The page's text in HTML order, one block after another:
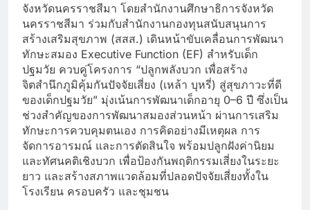
จังหวัดนครราชสีมา โดยสำนักงานศึกษาธิการจังหวัด
นครราชสีมา ร่วมกับสำนักงานกองทุนสนับสนุนการ
สร้างเสริมสุขภาพ (สสส.) เดินหน้าขับเคลื่อนการพัฒนา
ทักษะสมอง Executive Function (EF) สำหรับเด็ก
ปฐมวัย ควบคู่โครงการ “ปลูกพลังบวก เพื่อสร้าง
จิตสำนึกภูมิคุ้มกันปัจจัยเสี่ยง (เหล้า บุหรี่) สู่สุขภาวะที่ดี
ของเด็กปฐมวัย” มุ่งเน้นการพัฒนาเด็กอายุ 0–6 ปี ซึ่งเป็น
ช่วงสำคัญของการพัฒนาสมองส่วนหน้า ผ่านการเสริม
ทักษะการควบคุมตนเอง การคิดอย่างมีเหตุผล การ
จัดการอารมณ์ และการตัดสินใจ พร้อมปลูกฝังค่านิยม
และทัศนคติเชิงบวก เพื่อป้องกันพฤติกรรมเสี่ยงในระยะ
ยาว และสร้างสภาพแวดล้อมที่ปลอดปัจจัยเสี่ยงทั้งใน
โรงเรียน ครอบครัว และชุมชน